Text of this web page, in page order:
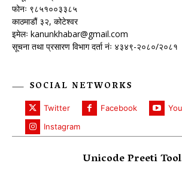
फोनः ९८५१००३३८५
काठमाडौं ३२, कोटेश्वर
इमेलः kanunkhabar@gmail.com
सूचना तथा प्रसारण विभाग दर्ता नंः ४३४९-२०८०/२०८१
SOCIAL NETWORKS
Twitter Facebook
Instagram
Unicode Preeti